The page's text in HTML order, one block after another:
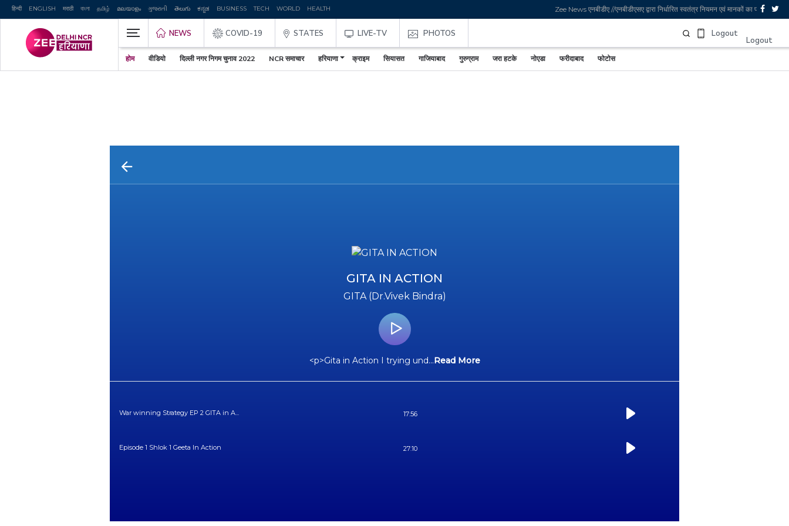
हिन्दी ENGLISH मराठी বাংলা தமிழ் മലയാളം ગુજરાતી తెలుగు ಕನ್ನಡ BUSINESS TECH WORLD HEALTH Zee News एनबीडीए //एनबीडीएसए द्वारा निर्धारित स्वतंत्र नियमन एवं मानकों का
NEWS COVID-19 STATES LIVE-TV PHOTOS Logout
Logout
होम वीडियो दिल्ली नगर निगम चुनाव 2022 NCR समाचार हरियाणा क्राइम सियासत गाजियाबाद गुरुग्राम जरा हटके नोएडा फरीदाबाद फोटोस
GITA IN ACTION
GITA (Dr.Vivek Bindra)
<p>Gita in Action I trying und...Read More
War winning Strategy EP 2 GITA in A... 17:56
Episode 1 Shlok 1 Geeta In Action 27:10